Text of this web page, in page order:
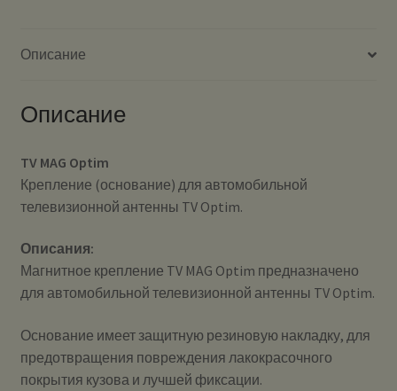
Описание
Описание
TV MAG Optim
Крепление (основание) для автомобильной
телевизионной антенны TV Optim.
Описания:
Магнитное крепление TV MAG Optim предназначено
для автомобильной телевизионной антенны TV Optim.
Основание имеет защитную резиновую накладку, для
предотвращения повреждения лакокрасочного
покрытия кузова и лучшей фиксации.